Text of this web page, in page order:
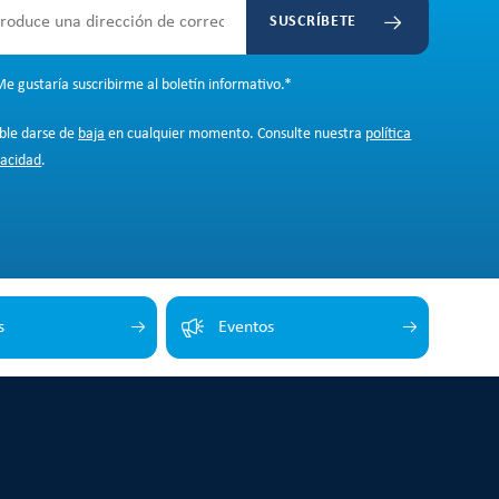
SUSCRÍBETE
gustaría suscribirme al boletín informativo.*
darse de baja en cualquier momento. Consulte nuestra política
.
Eventos